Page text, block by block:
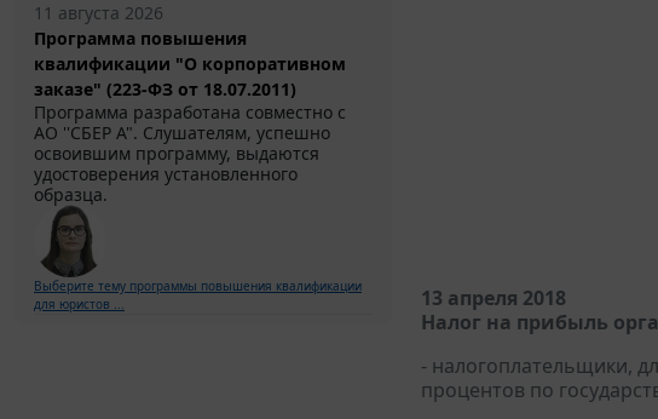
11 августа 2026
Программа повышения
квалификации "О корпоративном
заказе" (223-ФЗ от 18.07.2011)
Программа разработана совместно с
АО ''СБЕР А". Слушателям, успешно
освоившим программу, выдаются
удостоверения установленного
образца.
Выберите тему программы повышения квалификации
для юристов ...
13 апреля 2018
Налог на прибыль
- налогоплательщики,
процентов по